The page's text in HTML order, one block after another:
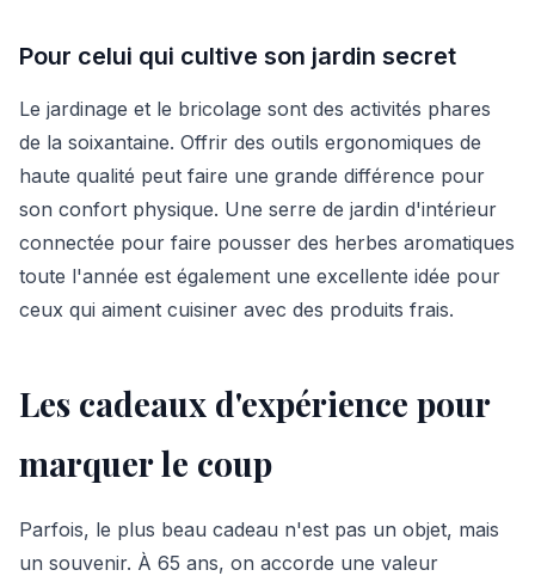
Pour celui qui cultive son jardin secret
Le jardinage et le bricolage sont des activités phares
de la soixantaine. Offrir des outils ergonomiques de
haute qualité peut faire une grande différence pour
son confort physique. Une serre de jardin d'intérieur
connectée pour faire pousser des herbes aromatiques
toute l'année est également une excellente idée pour
ceux qui aiment cuisiner avec des produits frais.
Les cadeaux d'expérience pour
marquer le coup
Parfois, le plus beau cadeau n'est pas un objet, mais
un souvenir. À 65 ans, on accorde une valeur